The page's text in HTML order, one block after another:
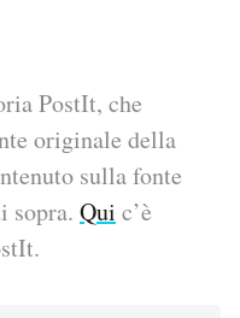
Mondiali calcio 2026
PostIt, che
originale della
sulla fonte
sopra. Qui c’è